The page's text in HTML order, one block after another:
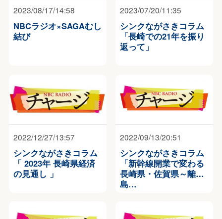
2023/08/17/14:58
NBCラジオ×SAGAむし
結び
2023/07/20/11:35
シンクながさきコラム
「長崎での21年を振り
返って」
2022/12/27/13:57
シンクながさきコラム
「 2023年 長崎県経済
の見通し 」
2022/09/13/20:51
シンクながさきコラム
「新幹線開業で変わる
長崎県・佐賀県～離
島…